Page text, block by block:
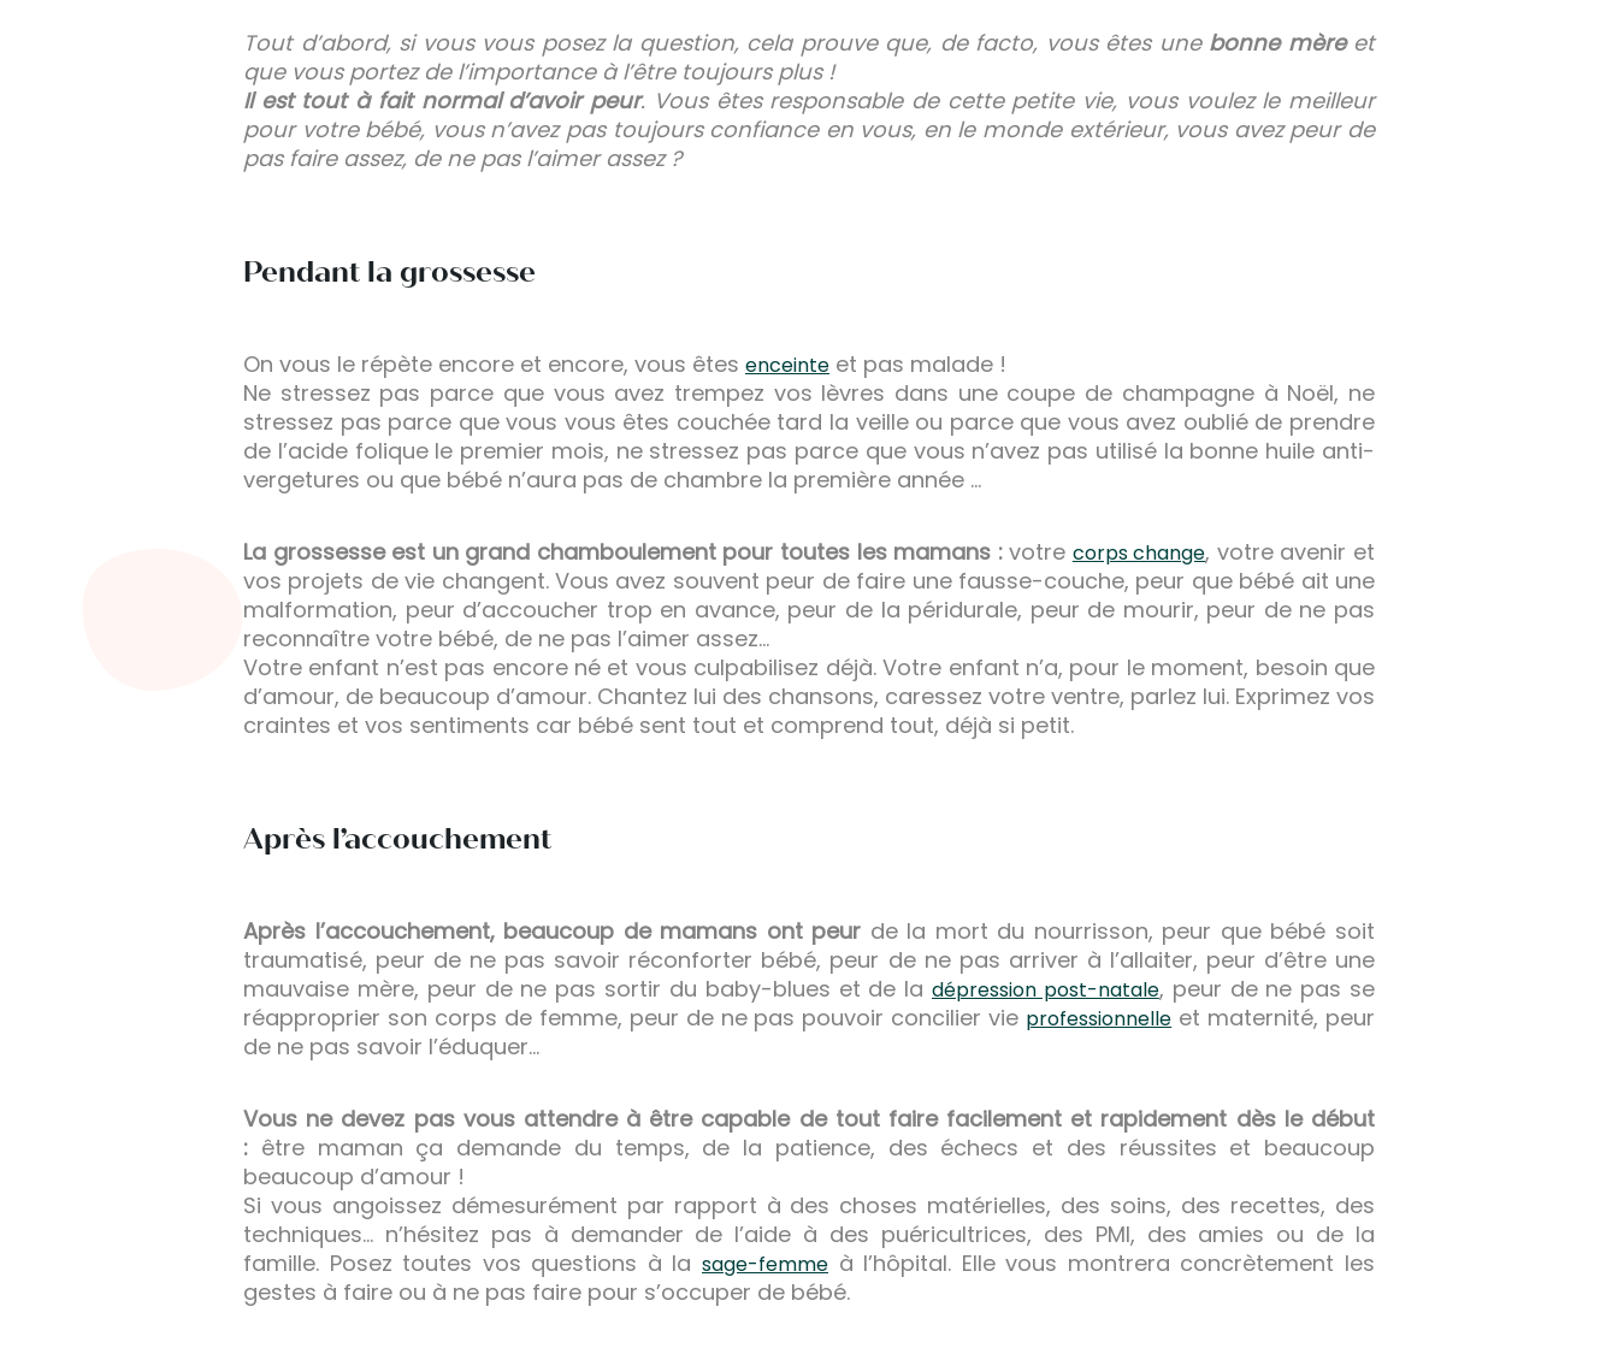
Tout d’abord, si vous vous posez la question, cela prouve que, de facto, vous êtes une bonne mèreet
que vous portez de l’importance à l’être toujours plus !
Il est tout à fait normal d’avoir peur. Vous êtes responsable de cette petite vie, vous voulez le meilleur
pour votre bébé, vous n’avez pas toujours confiance en vous, en le monde extérieur, vous avez peur de
pas faire assez, de ne pas l’aimer assez ?
Pendant la grossesse
On vous le répète encore et encore, vous êtes enceinte et pas malade !
Ne stressez pas parce que vous avez trempez vos lèvres dans une coupe de champagne à Noël, ne
stressez pas parce que vous vous êtes couchée tard la veille ou parce que vous avez oublié de prendre
de l’acide folique le premier mois, ne stressez pas parce que vous n’avez pas utilisé la bonne huile anti-
vergetures ou que bébé n’aura pas de chambre la première année …
La grossesse est un grand chamboulement pour toutes les mamans :votre corps change, votre avenir et
vos projets de vie changent. Vous avez souvent peur de faire une fausse-couche, peur que bébé ait une
malformation, peur d’accoucher trop en avance, peur de la péridurale, peur de mourir, peur de ne pas
reconnaître votre bébé, de ne pas l’aimer assez…
Votre enfant n’est pas encore né et vous culpabilisez déjà. Votre enfant n’a, pour le moment, besoin que
d’amour, de beaucoup d’amour. Chantez lui des chansons, caressez votre ventre, parlez lui. Exprimez vos
craintes et vos sentiments car bébé sent tout et comprend tout, déjà si petit.
Après l’accouchement
Après l’accouchement, beaucoup de mamans ont peur de la mort du nourrisson, peur que bébé soit
traumatisé, peur de ne pas savoir réconforter bébé, peur de ne pas arriver à l’allaiter, peur d’être une
mauvaise mère, peur de ne pas sortir du baby-blues et de la dépression post-natale, peur de ne pas se
réapproprier son corps de femme, peur de ne pas pouvoir concilier vie professionnelle et maternité, peur
de ne pas savoir l’éduquer…
Vous ne devez pas vous attendre à être capable de tout faire facilement et rapidement dès le début
: être maman ça demande du temps, de la patience, des échecs et des réussites et beaucoup
beaucoup d’amour !
Si vous angoissez démesurément par rapport à des choses matérielles, des soins, des recettes, des
techniques… n’hésitez pas à demander de l’aide à des puéricultrices, des PMI, des amies ou de la
famille. Posez toutes vos questions à la sage-femme à l’hôpital. Elle vous montrera concrètement les
gestes à faire ou à ne pas faire pour s’occuper de bébé.